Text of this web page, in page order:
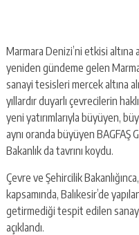
Marmara Denizi’ni etkisi
yeniden gündeme gelen
sanayi tesisleri mercek altına
yıllardır duyarlı çevrecilerin
yeni yatırımlarıyla büyüyen,
aynı oranda büyüyen BAGFAŞ
Bakanlık da tavrını koydu.
Çevre ve Şehircilik
kapsamında, Balıkesir’de
getirmediği tespit edilen
açıklandı.